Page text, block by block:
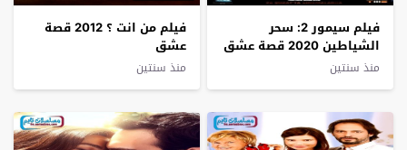
فيلم سيمور 2: سحر
الشياطين 2020 قصة عشق
منذ سنتين
فيلم من انت ؟ 2012 قصة
عشق
منذ سنتين